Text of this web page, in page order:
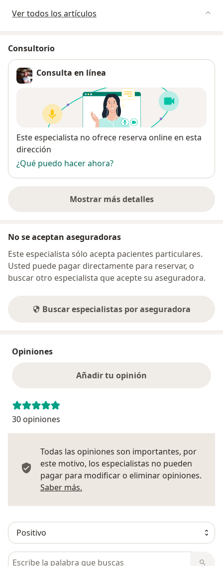
Ver todos los artículos
Consultorio
Consulta en línea
Disponibilidad
Este especialista no ofrece reserva online en esta
dirección
¿Qué puedo hacer ahora?
Mostrar más detalles
sobre la dirección
No se aceptan aseguradoras
Este especialista sólo acepta pacientes particulares.
Usted puede pagar directamente para reservar, o
buscar otro especialista que acepte su aseguradora.
Buscar especialistas por aseguradora
Opiniones
Añadir tu opinión
30 opiniones
Todas las opiniones son importantes, por
este motivo, los especialistas no pueden
pagar para modificar o eliminar opiniones.
Saber más.
Busca en opiniones